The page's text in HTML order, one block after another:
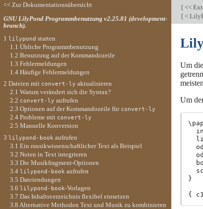
[ <<
[ <
Um
Um
}
<< Zur Dokumentationsübersicht
GNU LilyPond Programmbenutzung v2.25.81 (development-
branch).
1 lilypond starten
1.1 Übliche Programmbenutzung
1.2 Benutzung auf der Kommandozeile
1.3 Fehlermeldungen
1.4 Häufige Fehlermeldungen
2 Dateien mit convert-ly aktualisieren
2.1 Warum verändert sich die Syntax?
2.2 convert-ly aufrufen
2.3 Optionen auf der Kommandozeile für convert-ly
2.4 Probleme mit convert-ly
2.5 Manuelle Konversion
3 lilypond-book aufrufen
3.1 Ein musikwissenschaftlicher Text als Beispiel
3.2 Noten in Text integrieren
3.3 Die Musikfragment-Optionen
3.4 lilypond-book aufrufen
3.5 Dateiendungen
3.6 lilypond-book-Vorlagen
3.7 Das Inhaltsverzeichnis flexibel einsetzen
3.8 Alternative Methoden Text und Musik zu kombinieren